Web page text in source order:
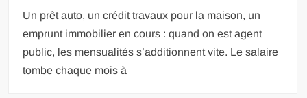
Un prêt auto, un crédit travaux pour la maison, un
emprunt immobilier en cours : quand on est agent
public, les mensualités s’additionnent vite. Le salaire
tombe chaque mois à